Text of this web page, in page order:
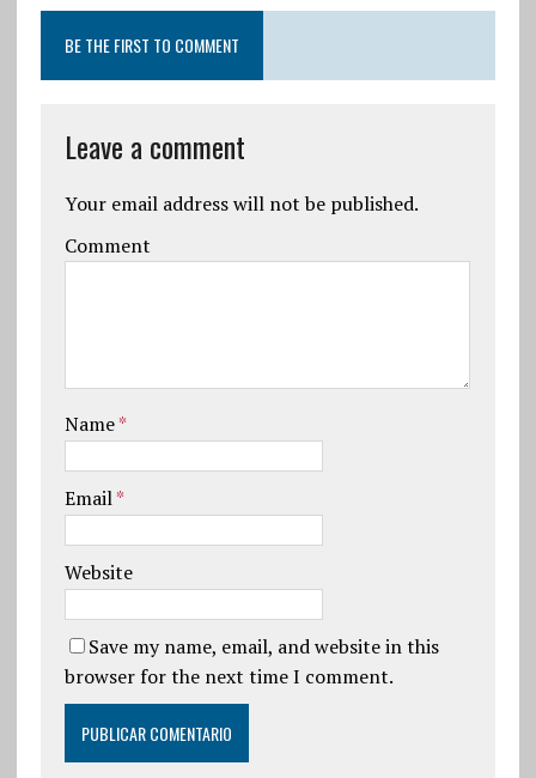
BE THE FIRST TO COMMENT
Leave a comment
Your email address will not be published.
Comment
Name*
Email*
Website
Save my name, email, and website in this
browser for the next time I comment.